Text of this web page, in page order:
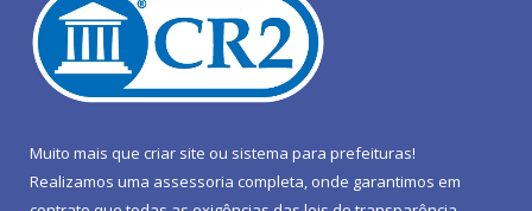
Muito mais que criar site ou sistema para prefeituras!
Realizamos uma assessoria completa, onde garantimos em